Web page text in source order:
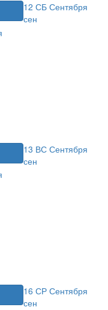
12 СБ Сентября
сен
13 ВС Сентября
сен
16 СР Сентября
сен